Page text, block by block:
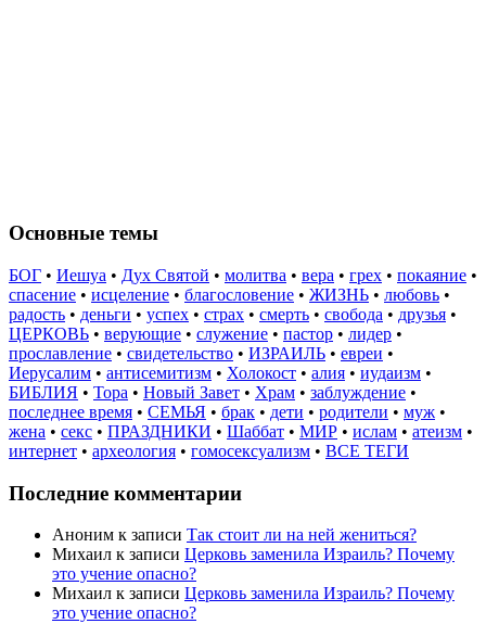
Основные темы
БОГ • Иешуа • Дух Святой • молитва • вера • грех • покаяние •
спасение • исцеление • благословение • ЖИЗНЬ • любовь •
радость • деньги • успех • страх • смерть • свобода • друзья •
ЦЕРКОВЬ • верующие • служение • пастор • лидер •
прославление • свидетельство • ИЗРАИЛЬ • евреи •
Иерусалим • антисемитизм • Холокост • алия • иудаизм •
БИБЛИЯ • Тора • Новый Завет • Храм • заблуждение •
последнее время • СЕМЬЯ • брак • дети • родители • муж •
жена • секс • ПРАЗДНИКИ • Шаббат • МИР • ислам • атеизм •
интернет • археология • гомосексуализм • ВСЕ ТЕГИ
Последние комментарии
Аноним к записи Так стоит ли на ней жениться?
Михаил к записи Церковь заменила Израиль? Почему
это учение опасно?
Михаил к записи Церковь заменила Израиль? Почему
это учение опасно?